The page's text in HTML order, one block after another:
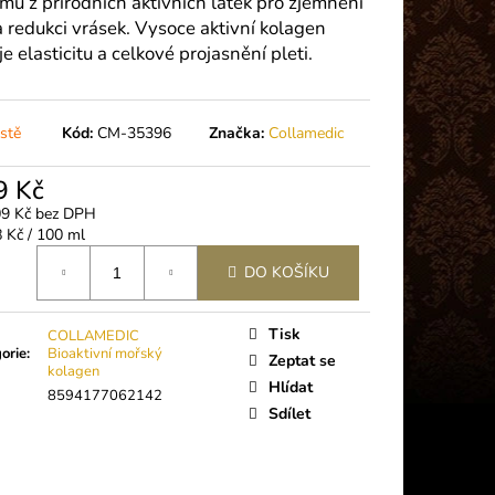
redukci vrásek. Vysoce aktivní kolagen
elasticitu a celkové projasnění pleti.
Kód: CM-35396 Značka: Collamedic
Kč
Kč bez DPH
Kč / 100 ml
DO KOŠÍKU
:
COLLAMEDIC
Bioaktivní mořský
kolagen
8594177062142
Tisk
Zeptat se
Hlídat
Sdílet